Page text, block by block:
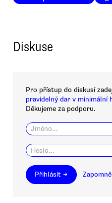
Diskuse
Pro přístup do diskusí
pravidelný dar v minimální
Děkujeme za podporu.
Přihlásit →